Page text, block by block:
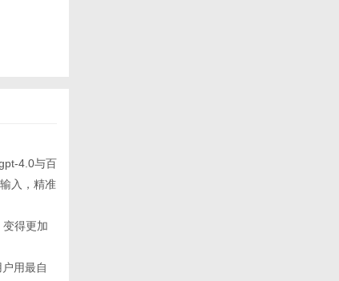
4.0与百
入，精准
得更加
用最自